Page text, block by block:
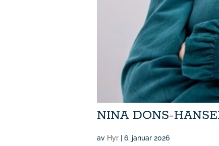
NINA DONS-
av Hyr | 6. januar 2026